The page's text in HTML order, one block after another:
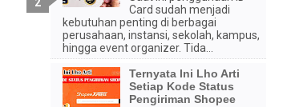
Card sudah menjadi
kebutuhan penting di berbagai
perusahaan, instansi, sekolah, kampus,
hingga event organizer. Tida...
Ternyata Ini Lho Arti
Setiap Kode Status
Pengiriman Shopee